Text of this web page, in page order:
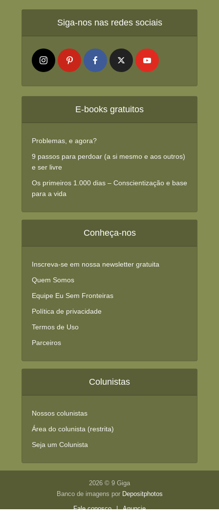
Siga-nos nas redes sociais
E-books gratuitos
Problemas, e agora?
9 passos para perdoar (a si mesmo e aos outros)
e ser livre
Os primeiros 1.000 dias – Conscientização e base
para a vida
Conheça-nos
Inscreva-se em nossa newsletter gratuita
Quem Somos
Equipe Eu Sem Fronteiras
Política de privacidade
Termos de Uso
Parceiros
Colunistas
Nossos colunistas
Área do colunista (restrita)
Seja um Colunista
2026 © 9 Giga
Banco de imagens por Depositphotos
Fale conosco
| Anuncie